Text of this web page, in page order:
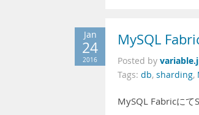
Jan
24
2016
MySQL
Posted by
Tags: db, sharding,
MySQL Fabricにて